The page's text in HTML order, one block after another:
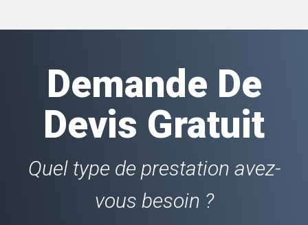
Demande De
Devis Gratuit
Quel type de prestation avez-
vous besoin ?